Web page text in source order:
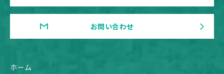
お問い合わせ
ホーム